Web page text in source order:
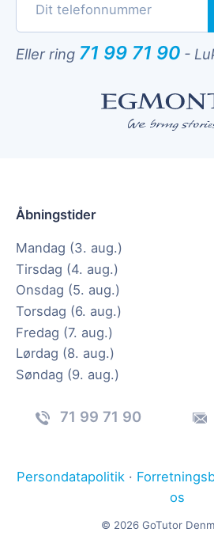
Eller ring 71 99 71 90 -
Åbningstider
Mandag (3. aug.)
Tirsdag (4. aug.)
Onsdag (5. aug.)
Torsdag (6. aug.)
Fredag (7. aug.)
Lørdag (8. aug.)
Søndag (9. aug.)
71 99 71 90
Persondatapolitik ·
os
© 2026 GoTutor